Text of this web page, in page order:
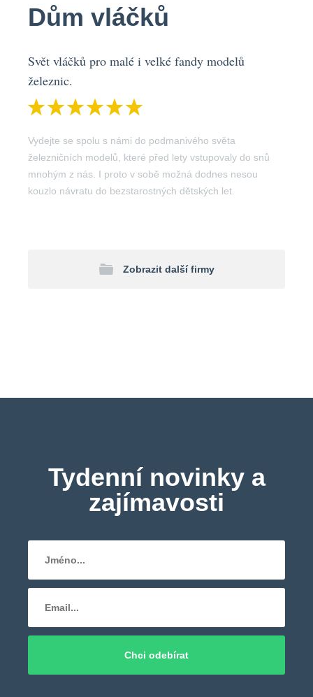
Dům vláčků
Svět vláčků pro malé i velké fandy modelů
železnic.
Vydejte se spolu s námi do podmanivého světa
železničních modelů, které před lety vstupovaly do snů
mnohým z nás. I proto v sobě možná dodnes nesou
kouzlo návratu do bezstarostných dětských let.
Zobrazit další firmy
Tydenní novinky a
zajímavosti